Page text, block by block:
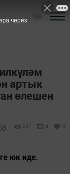
артык
өлешен
237 0 0
юк иде.
через